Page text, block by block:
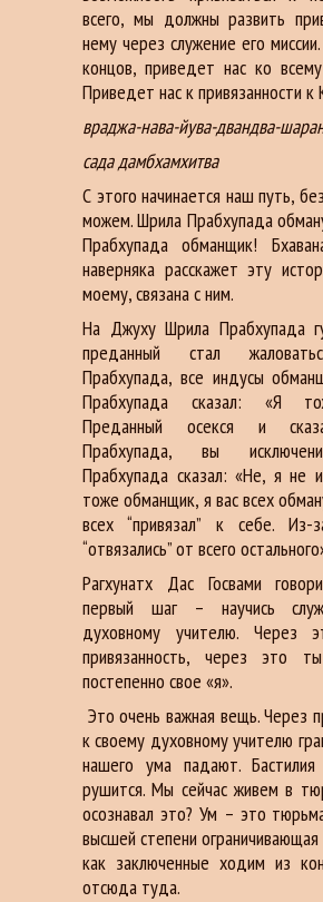
всего, мы должны развить
нему через служение его
концов, приведет нас ко
Приведет нас к привязанности к
враджа-нава-йува-двандва-
сада дамбхамхитва
С этого начинается наш путь,
можем. Шрила Прабхупада
Прабхупада обманщик!
наверняка расскажет эту
моему, связана с ним.
На Джуху Шрила Прабхупада
преданный стал
Прабхупада, все индусы
Прабхупада сказал: «Я
Преданный осекся и
Прабхупада, вы
Прабхупада сказал: «Не, я не
тоже обманщик, я вас всех
всех “привязал” к себе.
“отвязались” от всего
Рагхунатх Дас Госвами
первый шаг – научись
духовному учителю. Через
привязанность, через это
постепенно свое «я».
Это очень важная вещь. Через
к своему духовному учителю
нашего ума падают.
рушится. Мы сейчас живем в
осознавал это? Ум – это
высшей степени
как заключенные ходим из
отсюда туда.